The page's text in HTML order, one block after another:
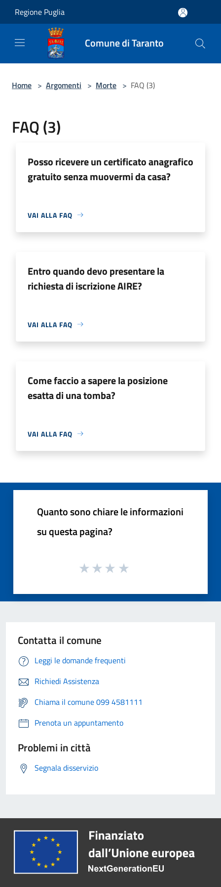
Regione Puglia
Comune di Taranto
Home > Argomenti > Morte > FAQ (3)
FAQ (3)
Posso ricevere un certificato anagrafico
gratuito senza muovermi da casa?
VAI ALLA FAQ
Entro quando devo presentare la
richiesta di iscrizione AIRE?
VAI ALLA FAQ
Come faccio a sapere la posizione
esatta di una tomba?
VAI ALLA FAQ
Quanto sono chiare le informazioni
su questa pagina?
Contatta il comune
Leggi le domande frequenti
Richiedi Assistenza
Chiama il comune 099 4581111
Prenota un appuntamento
Problemi in città
Segnala disservizio